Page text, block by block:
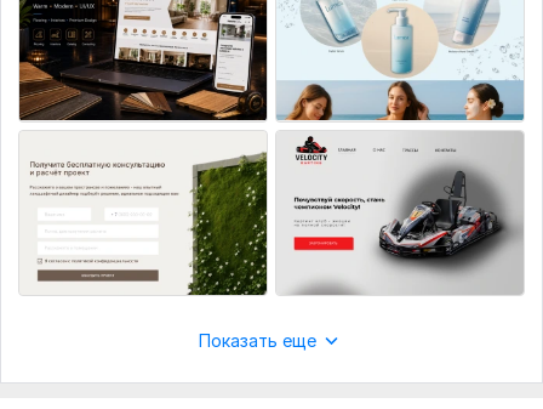
Услуга: Новый дизайн
Уникальность: Уникальный
Инструмент: Figma
Показать еще
1 0
O Olimp-parketa-ru-new 26 дней назад
Заказывали дизайн лэндинга. Работа была
сделана быстро,  правки  делались  оперативно.
Хорошая  качественная  работа. Будем
обращаться еще.